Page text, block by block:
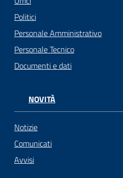
Politici
Personale Amministrativo
Personale Tecnico
Documenti e dati
NOVITÀ
Notizie
Comunicati
Avvisi